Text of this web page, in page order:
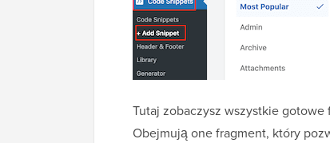
Tutaj zobaczysz wszystkie
Obejmują one fragment, który